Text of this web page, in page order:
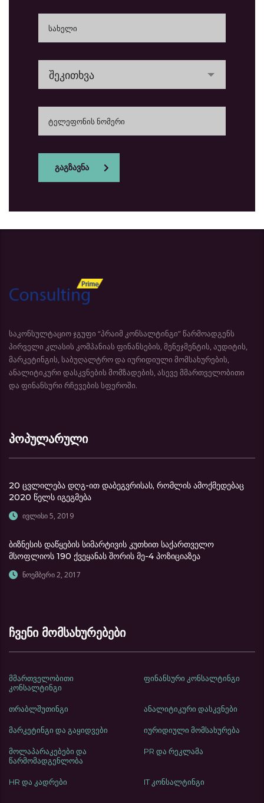
შეკითხვა
გაგზავნა
საკონსულტაციო ჯგუფი “პრაიმ კონსალტინგი” წარმოადგენს
პირველი კლასის კომპანიას ფინანსების, მენეჯმენტის, აუდიტის,
მარკეტინგის, საბუღალტრო და იურიდიული მომსახურების,
ანალიტიკური დასკვნების მომზადების, ასევე მმართველობითი
და ფინანსური რჩევების სფეროში.
პოპულარული
20 ცვლილება დღგ-ით დაბეგვრისას, რომლის ამოქმედებაც
2020 წელს იგეგმება
ივლისი 5, 2019
ბიზნესის დაწყების სიმარტივის კუთხით საქართველო
მსოფლიოს 190 ქვეყანას შორის მე-4 პოზიციაზეა
ნოემბერი 2, 2017
ჩვენი მომსახურებები
მმართველობითი
კონსალტინგი
ფინანსური კონსალტინგი
თრაბლშუთინგი ანალიტიკური დასკვნები
მარკეტინგი და გაყიდვები იურიდიული მომსახურება
მოლაპარაკებები და
წარმომადგენლობა
PR და რეკლამა
HR და კადრები IT კონსალტინგი